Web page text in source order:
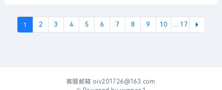
1 2 3 4 5 6 7 8 9 10 ... 17
客服邮箱 oiv201726@163.com